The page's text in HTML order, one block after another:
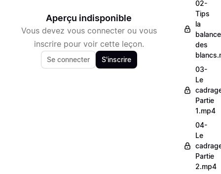
Aperçu indisponible
Vous devez vous connecter ou vous
inscrire pour voir cette leçon.
Se connecter S'inscrire
02-
Tips
la
balance
des
03-
Le
Partie
1.mp4
04-
Le
Partie
2.mp4